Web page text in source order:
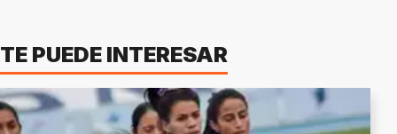
TE PUEDE INTERESAR